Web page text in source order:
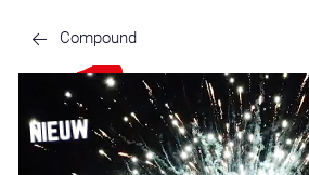
Compound
NIEUW